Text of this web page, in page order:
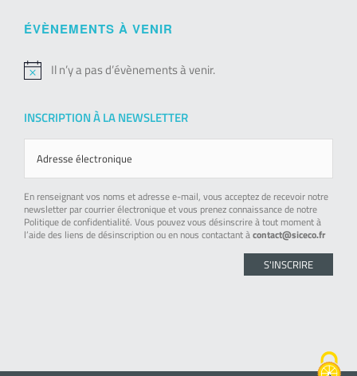
ÉVÈNEMENTS À VENIR
Notice
Il n’y a pas d’évènements à venir.
INSCRIPTION À LA NEWSLETTER
En renseignant vos noms et adresse e-mail, vous acceptez de recevoir notre
newsletter par courrier électronique et vous prenez connaissance de notre
Politique de confidentialité. Vous pouvez vous désinscrire à tout moment à
l’aide des liens de désinscription ou en nous contactant àcontact@siceco.fr